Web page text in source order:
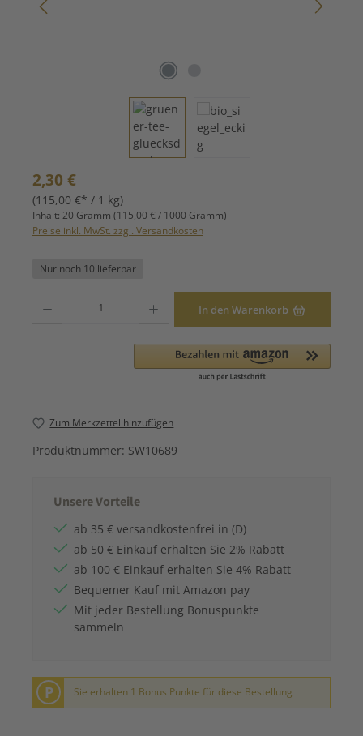
Regulärer Preis:
2,30 €
(115,00 €* / 1 kg)
Inhalt: 20 Gramm (115,00 € / 1000 Gramm)
Preise inkl. MwSt. zzgl. Versandkosten
Nur noch 10 lieferbar
In den Warenkorb
Zum Merkzettel hinzufügen
Produktnummer: SW10689
Unsere Vorteile
ab 35 € versandkostenfrei in (D)
ab 50 € Einkauf erhalten Sie 2% Rabatt
ab 100 € Einkauf erhalten Sie 4% Rabatt
Bequemer Kauf mit Amazon pay
Mit jeder Bestellung Bonuspunkte
sammeln
P Sie erhalten 1 Bonus Punkte für diese Bestellung